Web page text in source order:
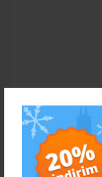
aLpERi
08 Mart 2017